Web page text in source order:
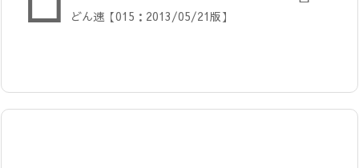
どん速【015：2013/05/21版】